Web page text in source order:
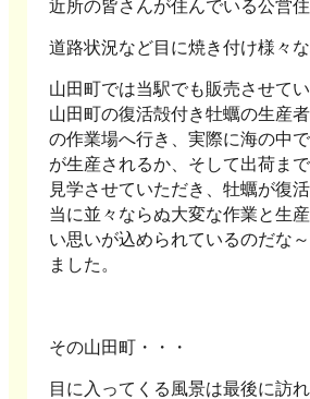
近所の皆さんが住んでいる公営
道路状況など目に焼き付け様々
山田町では当駅でも販売させてい
山田町の復活殻付き牡蠣の生産
の作業場へ行き、実際に海の中
が生産されるか、そして出荷ま
見学させていただき、牡蠣が復
当に並々ならぬ大変な作業と生
い思いが込められているのだな
ました。
その山田町・・・
目に入ってくる風景は最後に訪